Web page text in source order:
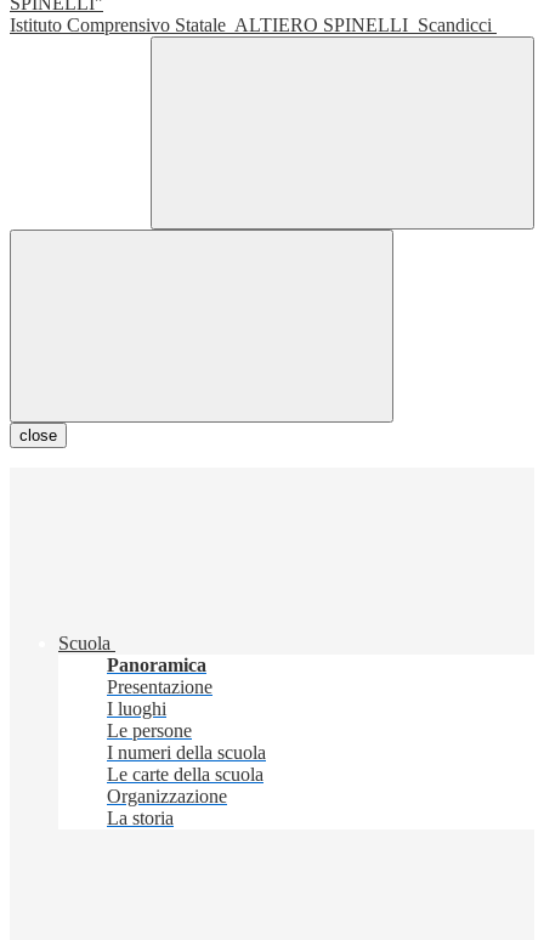
Istituto Comprensivo Statale ALTIERO SPINELLI Scandicci
close
Scuola
Panoramica
Presentazione
I luoghi
Le persone
I numeri della scuola
Le carte della scuola
Organizzazione
La storia